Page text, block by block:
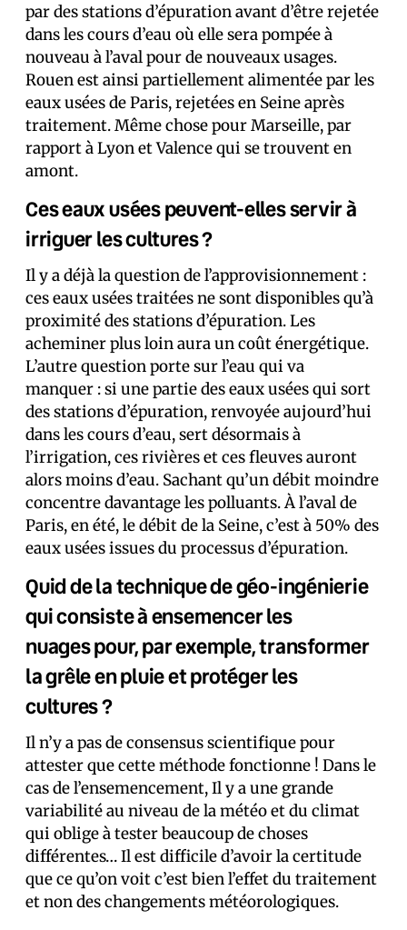
par des stations d’épuration avant d’être rejetée
dans les cours d’eau où elle sera pompée à
nouveau à l’aval pour de nouveaux usages.
Rouen est ainsi partiellement alimentée par les
eaux usées de Paris, rejetées en Seine après
traitement. Même chose pour Marseille, par
rapport à Lyon et Valence qui se trouvent en
amont.
Ces eaux usées peuvent-elles servir à
irriguer les cultures ?
Il y a déjà la question de l’approvisionnement :
ces eaux usées traitées ne sont disponibles qu’à
proximité des stations d’épuration. Les
acheminer plus loin aura un coût énergétique.
L’autre question porte sur l’eau qui va
manquer : si une partie des eaux usées qui sort
des stations d’épuration, renvoyée aujourd’hui
dans les cours d’eau, sert désormais à
l’irrigation, ces rivières et ces fleuves auront
alors moins d’eau. Sachant qu’un débit moindre
concentre davantage les polluants. À l’aval de
Paris, en été, le débit de la Seine, c’est à 50% des
eaux usées issues du processus d’épuration.
Quid de la technique de géo-ingénierie
qui consiste à ensemencer les
nuages pour, par exemple, transformer
la grêle en pluie et protéger les
cultures ?
Il n’y a pas de consensus scientifique pour
attester que cette méthode fonctionne ! Dans le
cas de l’ensemencement, Il y a une grande
variabilité au niveau de la météo et du climat
qui oblige à tester beaucoup de choses
différentes… Il est difficile d’avoir la certitude
que ce qu’on voit c’est bien l’effet du traitement
et non des changements météorologiques.